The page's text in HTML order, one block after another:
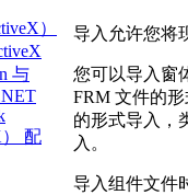
）
与
） 配
导入允许您将
您可以导入窗
FRM 文件的
的形式导入，
入。
导入组件文件